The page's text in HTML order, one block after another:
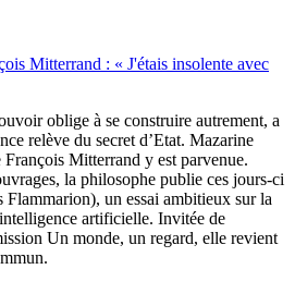
Mitterrand : « J'étais insolente avec
oblige à se construire autrement, a
relève du secret d’Etat. Mazarine
Mitterrand y est parvenue.
la philosophe publie ces jours-ci
un essai ambitieux sur la
artificielle. Invitée de
Un monde, un regard, elle revient